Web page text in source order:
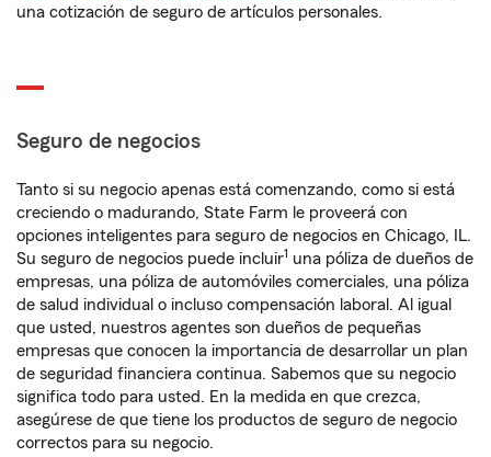
una cotización de seguro de artículos personales.
Seguro de negocios
Tanto si su negocio apenas está comenzando, como si está
creciendo o madurando, State Farm le proveerá con
opciones inteligentes para seguro de negocios en Chicago, IL.
Su seguro de negocios puede incluir1 una póliza de dueños de
empresas, una póliza de automóviles comerciales, una póliza
de salud individual o incluso compensación laboral. Al igual
que usted, nuestros agentes son dueños de pequeñas
empresas que conocen la importancia de desarrollar un plan
de seguridad financiera continua. Sabemos que su negocio
significa todo para usted. En la medida en que crezca,
asegúrese de que tiene los productos de seguro de negocio
correctos para su negocio.